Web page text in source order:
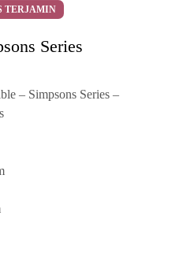
TERJAMIN
Series
– Simpsons Series –